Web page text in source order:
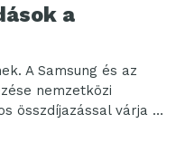
a
A Samsung és az
nemzetközi
összdíjazással várja a